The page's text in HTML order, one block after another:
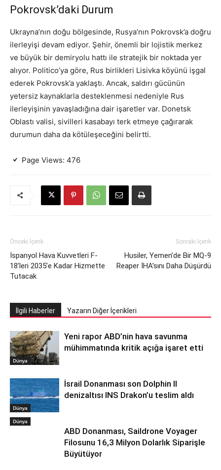
Pokrovsk’daki Durum
Ukrayna’nın doğu bölgesinde, Rusya’nın Pokrovsk’a doğru
ilerleyişi devam ediyor. Şehir, önemli bir lojistik merkez
ve büyük bir demiryolu hattı ile stratejik bir noktada yer
alıyor. Politico’ya göre, Rus birlikleri Lisivka köyünü işgal
ederek Pokrovsk’a yaklaştı. Ancak, saldırı gücünün
yetersiz kaynaklarla desteklenmesi nedeniyle Rus
ilerleyişinin yavaşladığına dair işaretler var. Donetsk
Oblastı valisi, sivilleri kasabayı terk etmeye çağırarak
durumun daha da kötüleşeceğini belirtti.
Page Views: 476
Önceki İçerik
İspanyol Hava Kuvvetleri F-
18’leri 2035’e Kadar Hizmette
Tutacak
Sonraki İçerik
Husiler, Yemen’de Bir MQ-9
Reaper İHA’sını Daha Düşürdü
İlgili Haberler Yazarın Diğer İçerikleri
Dünya
Yeni rapor ABD’nin hava savunma
mühimmatında kritik açığa işaret etti
Dünya
İsrail Donanması son Dolphin II
denizaltısı INS Drakon’u teslim aldı
Dünya
ABD Donanması, Saildrone Voyager
Filosunu 16,3 Milyon Dolarlık Siparişle
Büyütüyor